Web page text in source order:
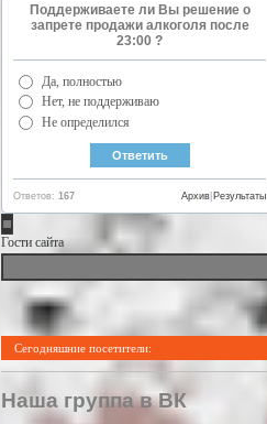
Поддерживаете ли Вы решение о
запрете продажи алкоголя после
23:00 ?
Да, полностью
Нет, не поддерживаю
Не определился
Ответов: 167 Результаты
Архив
Гости сайта
Сегодняшние посетители:
Наша группа в ВК